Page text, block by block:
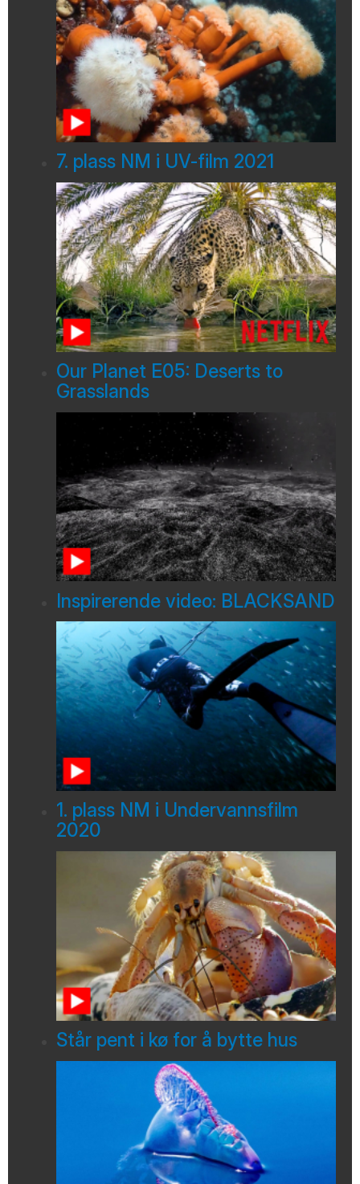
7. plass NM i UV-film 2021
Our Planet E05: Deserts to
Grasslands
Inspirerende video: BLACKSAND
1. plass NM i Undervannsfilm
2020
Står pent i kø for å bytte hus